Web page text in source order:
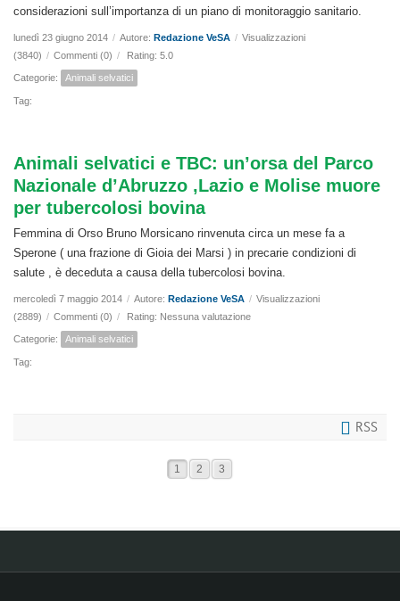
considerazioni sull’importanza di un piano di monitoraggio sanitario.
lunedì 23 giugno 2014 / Autore: Redazione VeSA / Visualizzazioni
(3840) / Commenti (0) / Rating: 5.0
Categorie: Animali selvatici
Tag:
Animali selvatici e TBC: un’orsa del Parco
Nazionale d’Abruzzo ,Lazio e Molise muore
per tubercolosi bovina
Femmina di Orso Bruno Morsicano rinvenuta circa un mese fa a
Sperone ( una frazione di Gioia dei Marsi ) in precarie condizioni di
salute , è deceduta a causa della tubercolosi bovina.
mercoledì 7 maggio 2014 / Autore: Redazione VeSA / Visualizzazioni
(2889) / Commenti (0) / Rating: Nessuna valutazione
Categorie: Animali selvatici
Tag:
RSS
1 2 3